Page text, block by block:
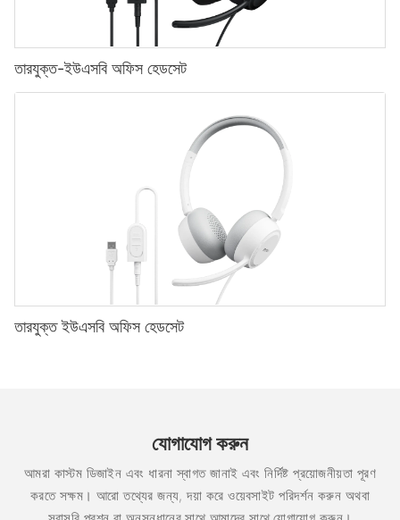
তারযুক্ত-ইউএসবি অফিস হেডসেট
তারযুক্ত ইউএসবি অফিস হেডসেট
যোগাযোগ করুন
আমরা কাস্টম ডিজাইন এবং ধারনা স্বাগত জানাই এবং নির্দিষ্ট প্রয়োজনীয়তা পূরণ
করতে সক্ষম। আরো তথ্যের জন্য, দয়া করে ওয়েবসাইট পরিদর্শন করুন অথবা